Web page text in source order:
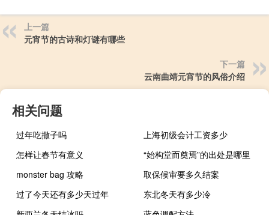
上一篇
元宵节的古诗和灯谜有哪些
下一篇
云南曲靖元宵节的风俗介绍
相关问题
过年吃撒子吗
上海初级会计工资多少
怎样让春节有意义
“始构堂而奠焉”的出处是哪里
monster bag 攻略
取保候审要多久结案
过了今天还有多少天过年
东北冬天有多少冷